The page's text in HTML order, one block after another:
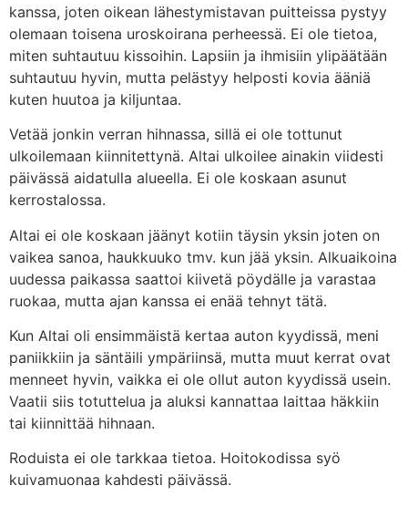
kanssa, joten oikean lähestymistavan puitteissa pystyy
olemaan toisena uroskoirana perheessä. Ei ole tietoa,
miten suhtautuu kissoihin. Lapsiin ja ihmisiin ylipäätään
suhtautuu hyvin, mutta pelästyy helposti kovia ääniä
kuten huutoa ja kiljuntaa.
Vetää jonkin verran hihnassa, sillä ei ole tottunut
ulkoilemaan kiinnitettynä. Altai ulkoilee ainakin viidesti
päivässä aidatulla alueella. Ei ole koskaan asunut
kerrostalossa.
Altai ei ole koskaan jäänyt kotiin täysin yksin joten on
vaikea sanoa, haukkuuko tmv. kun jää yksin. Alkuaikoina
uudessa paikassa saattoi kiivetä pöydälle ja varastaa
ruokaa, mutta ajan kanssa ei enää tehnyt tätä.
Kun Altai oli ensimmäistä kertaa auton kyydissä, meni
paniikkiin ja säntäili ympäriinsä, mutta muut kerrat ovat
menneet hyvin, vaikka ei ole ollut auton kyydissä usein.
Vaatii siis totuttelua ja aluksi kannattaa laittaa häkkiin
tai kiinnittää hihnaan.
Roduista ei ole tarkkaa tietoa. Hoitokodissa syö
kuivamuonaa kahdesti päivässä.